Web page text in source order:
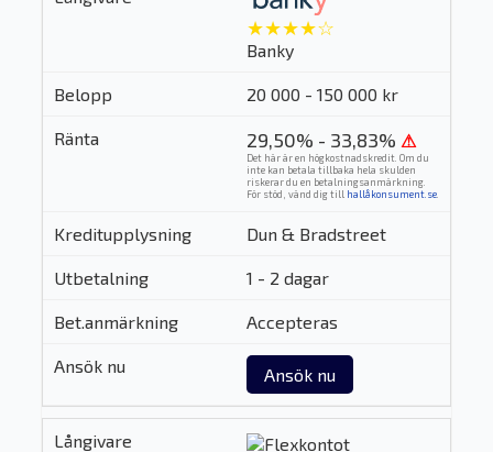
★★★★☆
Banky
20 000 - 150 000 kr
29,50% - 33,83% ⚠
Det här är en högkostnadskredit. Om du
inte kan betala tillbaka hela skulden
riskerar du en betalningsanmärkning.
För stöd, vänd dig till hallåkonsument.se.
Dun & Bradstreet
1 - 2 dagar
Accepteras
Ansök nu